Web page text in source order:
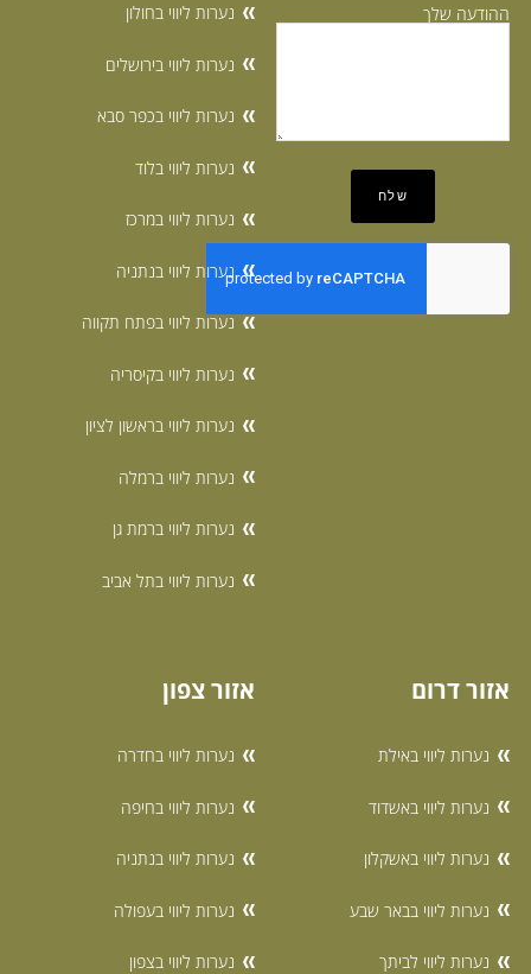
ההודעה שלך נערות ליווי בחולון
נערות ליווי בירושלים
נערות ליווי בכפר סבא
נערות ליווי בלוד
נערות ליווי במרכז
נערות ליווי בנתניה
נערות ליווי בפתח תקווה
נערות ליווי בקיסריה
נערות ליווי בראשון לציון
נערות ליווי ברמלה
נערות ליווי ברמת גן
נערות ליווי בתל אביב
אזור דרום
נערות ליווי באילת
נערות ליווי באשדוד
נערות ליווי באשקלון
נערות ליווי בבאר שבע
נערות ליווי לביתך
אזור צפון
נערות ליווי בחדרה
נערות ליווי בחיפה
נערות ליווי בנתניה
נערות ליווי בעפולה
נערות ליווי בצפון